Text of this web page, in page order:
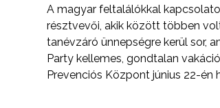
A magyar feltalálókkal
résztvevői, akik között többen
tanévzáró ünnepségre kerül sor,
Party kellemes, gondtalan
Prevenciós Központ június 22-